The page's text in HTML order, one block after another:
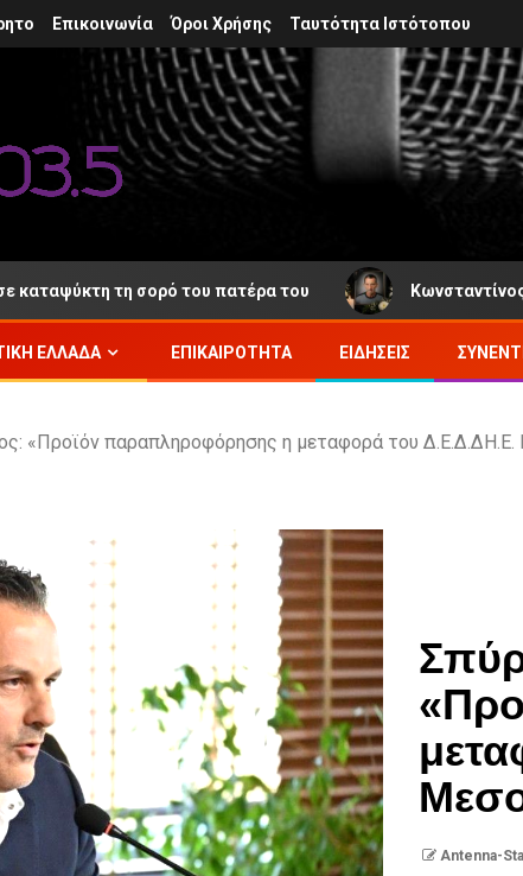
Επικοινωνία Όροι Χρήσης Ταυτότητα Ιστότοπου
τη σορό του πατέρα του Κωνσταντίνος
ΕΛΛΆΔΑ ΕΠΙΚΑΙΡΌΤΗΤΑ ΕΙΔΉΣΕΙΣ
«Προϊόν παραπληροφόρησης η μεταφορά του Δ.Ε.Δ.ΔΗ.Ε.
Antenna-